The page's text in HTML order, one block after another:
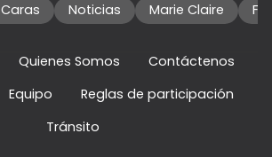
Caras Noticias Marie Claire
Quienes Somos
Contáctenos
Equipo
Reglas de participación
Tránsito